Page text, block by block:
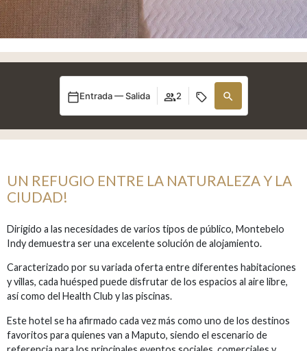
Entrada — Salida 2
UN REFUGIO ENTRE LA NATURALEZA Y LA
CIUDAD!
Dirigido a las necesidades de varios tipos de público, Montebelo
Indy demuestra ser una excelente solución de alojamiento.
Caracterizado por su variada oferta entre diferentes habitaciones
y villas, cada huésped puede disfrutar de los espacios al aire libre,
así como del Health Club y las piscinas.
Este hotel se ha afirmado cada vez más como uno de los destinos
favoritos para quienes van a Maputo, siendo el escenario de